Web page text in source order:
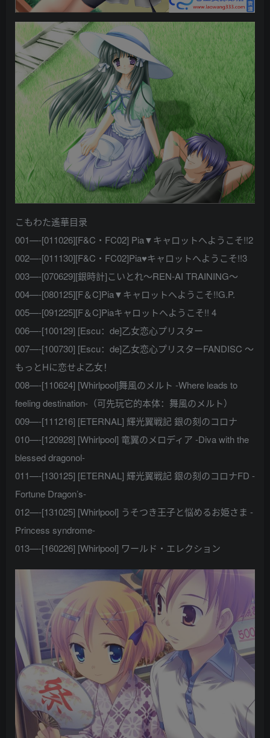
こもわた遙華目录
001—-[011026][F&C・FC02] Pia▼キャロットへようこそ!!2
002—-[011130][F&C・FC02]Pia♥キャロットへようこそ!!3
003—-[070629][銀時計]こいとれ～REN-AI TRAINING～
004—-[080125][F＆C]Pia▼キャロットへようこそ!!G.P.
005—-[091225][F＆C]Piaキャロットへようこそ!! 4
006—-[100129] [Escu：de]乙女恋心プリスター
007—-[100730] [Escu：de]乙女恋心プリスターFANDISC ～
もっとHに恋せよ乙女！
008—-[110624] [Whirlpool]舞風のメルト -Where leads to
feeling destination-（可先玩它的本体：舞風のメルト）
009—-[111216] [ETERNAL] 輝光翼戦記 銀の刻のコロナ
010—-[120928] [Whirlpool] 竜翼のメロディア -Diva with the
blessed dragonol-
011—-[130125] [ETERNAL] 輝光翼戦記 銀の刻のコロナFD -
Fortune Dragon’s-
012—-[131025] [Whirlpool] うそつき王子と悩めるお姫さま -
Princess syndrome-
013—-[160226] [Whirlpool] ワールド・エレクション